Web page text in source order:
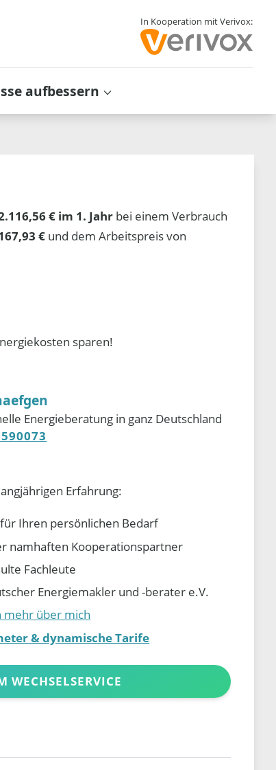
In Kooperation mit Verivox:
aufbessern
€ im 1. Jahr bei einem Verbrauch
€ und dem Arbeitspreis von
sparen!
Energieberatung in ganz Deutschland
Erfahrung:
Ihren persönlichen Bedarf
namhaften Kooperationspartner
Fachleute
Energiemakler und -berater e.V.
mehr über mich
& dynamische Tarife
WECHSELSERVICE